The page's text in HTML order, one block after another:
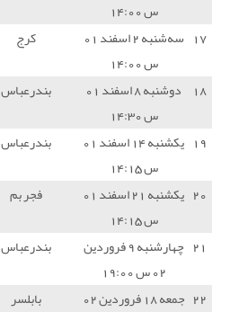
شهرداری رزاکان کرج 1 - 0
شهرداری بندرعباس 1 - 0
شهرداری بندرعباس 1 - 2
فجر بم شهرداری بم 2 - 0
شهرداری بندرعباس 2 - 1
شهدای بابلسر 2 - 1